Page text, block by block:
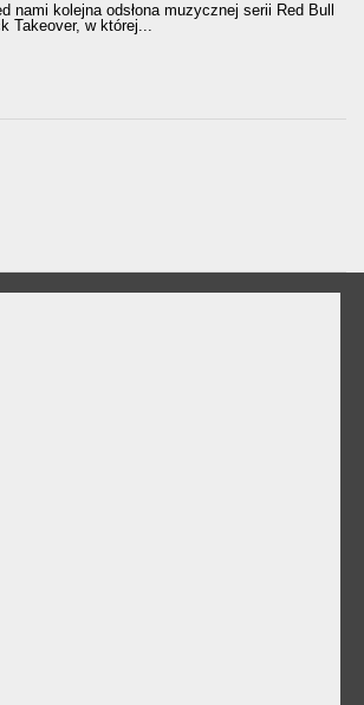
nami kolejna odsłona muzycznej serii Red Bull
Takeover, w której...